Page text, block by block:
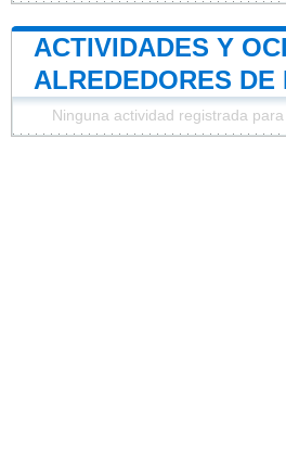
ACTIVIDADES Y
ALREDEDORES DE
Ninguna actividad registrada